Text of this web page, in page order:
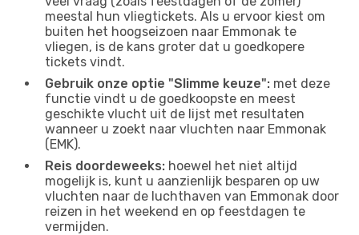
meestal hun vliegtickets. Als u ervoor kiest om
buiten het hoogseizoen naar Emmonak te
vliegen, is de kans groter dat u goedkopere
tickets vindt.
Gebruik onze optie "Slimme keuze": met deze
functie vindt u de goedkoopste en meest
geschikte vlucht uit de lijst met resultaten
wanneer u zoekt naar vluchten naar Emmonak
(EMK).
Reis doordeweeks: hoewel het niet altijd
mogelijk is, kunt u aanzienlijk besparen op uw
vluchten naar de luchthaven van Emmonak door
reizen in het weekend en op feestdagen te
vermijden.